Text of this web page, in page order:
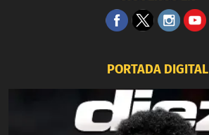
PORTADA DIGITAL